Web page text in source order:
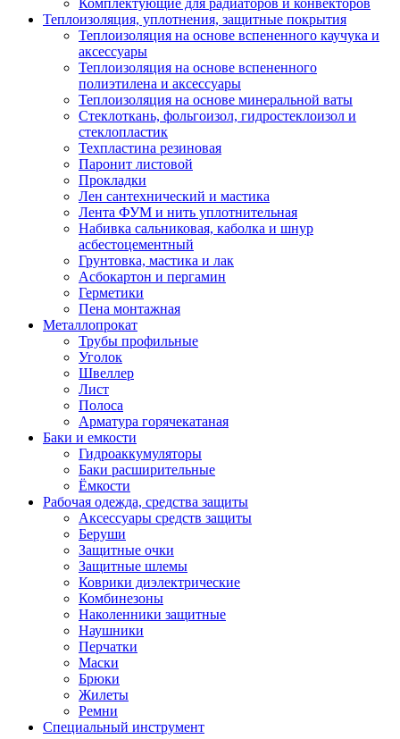
Комплектующие для радиаторов и конвекторов
Теплоизоляция, уплотнения, защитные покрытия
Теплоизоляция на основе вспененного каучука и
аксессуары
Теплоизоляция на основе вспененного
полиэтилена и аксессуары
Теплоизоляция на основе минеральной ваты
Стеклоткань, фольгоизол, гидростеклоизол и
стеклопластик
Техпластина резиновая
Паронит листовой
Прокладки
Лен сантехнический и мастика
Лента ФУМ и нить уплотнительная
Набивка сальниковая, каболка и шнур
асбестоцементный
Грунтовка, мастика и лак
Асбокартон и пергамин
Герметики
Пена монтажная
Металлопрокат
Трубы профильные
Уголок
Швеллер
Лист
Полоса
Арматура горячекатаная
Баки и емкости
Гидроаккумуляторы
Баки расширительные
Ёмкости
Рабочая одежда, средства защиты
Аксессуары средств защиты
Беруши
Защитные очки
Защитные шлемы
Коврики диэлектрические
Комбинезоны
Наколенники защитные
Наушники
Перчатки
Маски
Брюки
Жилеты
Ремни
Специальный инструмент